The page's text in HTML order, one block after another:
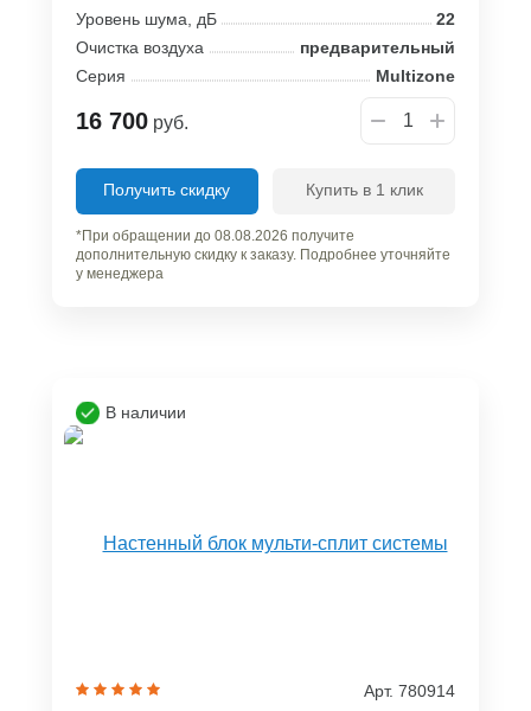
Уровень шума, дБ
22
Очистка воздуха
предварительный
Серия
Multizone
16 700 руб.
Получить скидку Купить в 1 клик
*При обращении до 08.08.2026 получите
дополнительную скидку к заказу. Подробнее уточняйте
у менеджера
В наличии
Арт. 780914